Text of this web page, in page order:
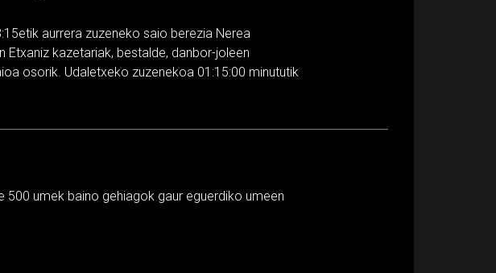
aurrera zuzeneko saio berezia Nerea
kazetariak, bestalde, danbor-joleen
osorik. Udaletxeko zuzenekoa 01:15:00 minututik
500 umek baino gehiagok gaur eguerdiko umeen